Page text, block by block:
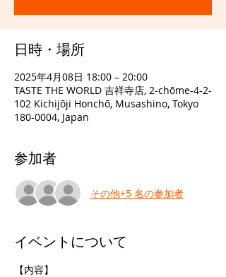
日時・場所
2025年4月08日 18:00 – 20:00
TASTE THE WORLD 吉祥寺店, 2-chōme-4-2-
102 Kichijōji Honchō, Musashino, Tokyo
180-0004, Japan
参加者
その他+5 名の参加者
イベントについて
【内容】